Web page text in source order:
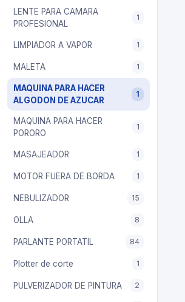
LENTE PARA CAMARA
PROFESIONAL
1
LIMPIADOR A VAPOR 1
MALETA 1
MAQUINA PARA HACER
ALGODON DE AZUCAR
1
MAQUINA PARA HACER
PORORO
1
MASAJEADOR 1
MOTOR FUERA DE BORDA 1
NEBULIZADOR 15
OLLA 8
PARLANTE PORTATIL 84
Plotter de corte 1
PULVERIZADOR DE PINTURA 2